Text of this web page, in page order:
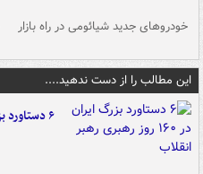
خودروهای جدید شیائومی در راه بازار
این مطالب را از دست ندهید....
۶ دستاورد بزرگ ایران در ۱۶۰ روز رهبری رهبر انقلاب